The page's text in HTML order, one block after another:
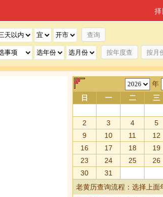
按年度查 按月
择
年
日 一 二 三
2
3 4 5
9
10 11 12
16
17 18 19
23
24 25 26
30
31
老黄历查询流程：选择上